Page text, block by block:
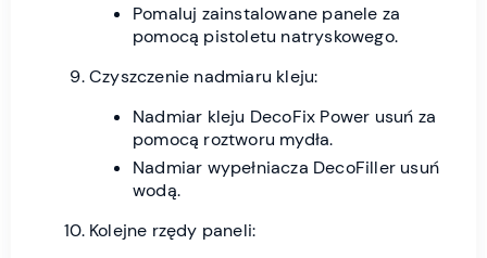
Pomaluj zainstalowane panele za
pomocą pistoletu natryskowego.
Czyszczenie nadmiaru kleju:
Nadmiar kleju DecoFix Power usuń za
pomocą roztworu mydła.
Nadmiar wypełniacza DecoFiller usuń
wodą.
Kolejne rzędy paneli: